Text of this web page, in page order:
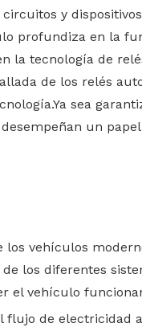
y
profundiza en la
la tecnología de
de los relés
sea
un
vehículos
los diferentes
el vehículo
de electricidad